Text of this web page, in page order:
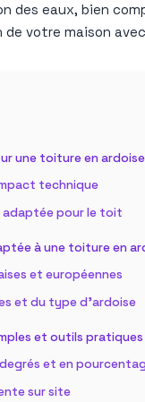
des eaux, bien
votre maison
une toiture en
technique
adaptée pour le toit
à une toiture en
et européennes
et du type d’ardoise
et outils pratiques
et en
sur site